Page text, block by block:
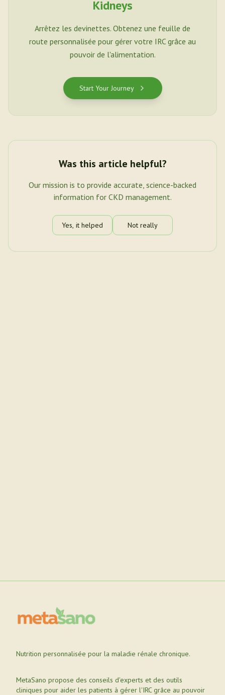
Kidneys
Arrêtez les devinettes. Obtenez une feuille de
route personnalisée pour gérer votre IRC grâce au
pouvoir de l'alimentation.
Start Your Journey
Was this article helpful?
Our mission is to provide accurate, science-backed
information for CKD management.
Yes, it helped Not really
Nutrition personnalisée pour la maladie rénale chronique.
MetaSano propose des conseils d'experts et des outils
cliniques pour aider les patients à gérer l'IRC grâce au pouvoir